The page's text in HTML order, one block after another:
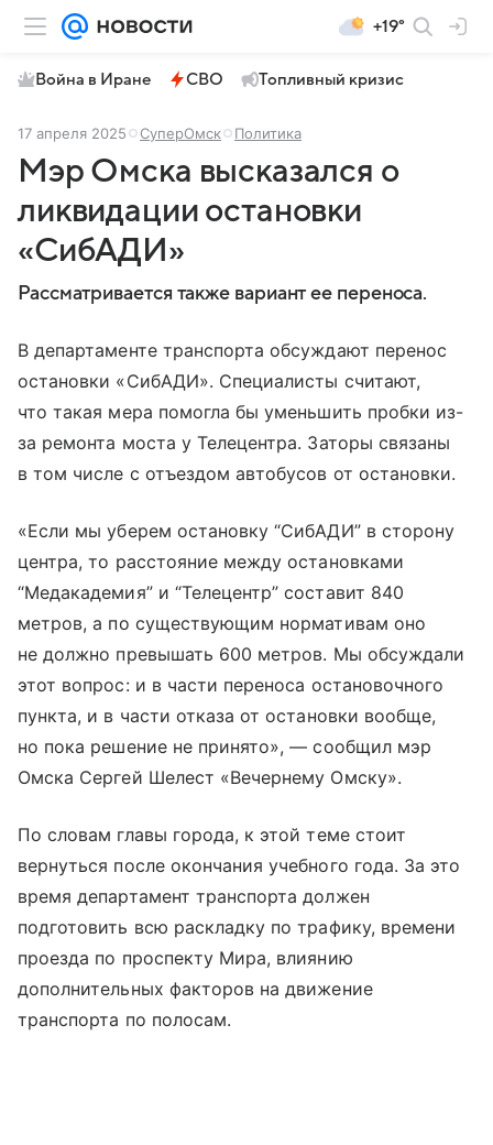
+19°
Война в Иране СВО Топливный кризис
17 апреля 2025 СуперОмск Политика
Мэр Омска высказался о
ликвидации остановки
«СибАДИ»
Рассматривается также вариант ее переноса.
В департаменте транспорта обсуждают перенос
остановки «СибАДИ». Специалисты считают,
что такая мера помогла бы уменьшить пробки из-
за ремонта моста у Телецентра. Заторы связаны
в том числе с отъездом автобусов от остановки.
«Если мы уберем остановку “СибАДИ” в сторону
центра, то расстояние между остановками
“Медакадемия” и “Телецентр” составит 840
метров, а по существующим нормативам оно
не должно превышать 600 метров. Мы обсуждали
этот вопрос: и в части переноса остановочного
пункта, и в части отказа от остановки вообще,
но пока решение не принято», — сообщил мэр
Омска Сергей Шелест «Вечернему Омску».
По словам главы города, к этой теме стоит
вернуться после окончания учебного года. За это
время департамент транспорта должен
подготовить всю раскладку по трафику, времени
проезда по проспекту Мира, влиянию
дополнительных факторов на движение
транспорта по полосам.